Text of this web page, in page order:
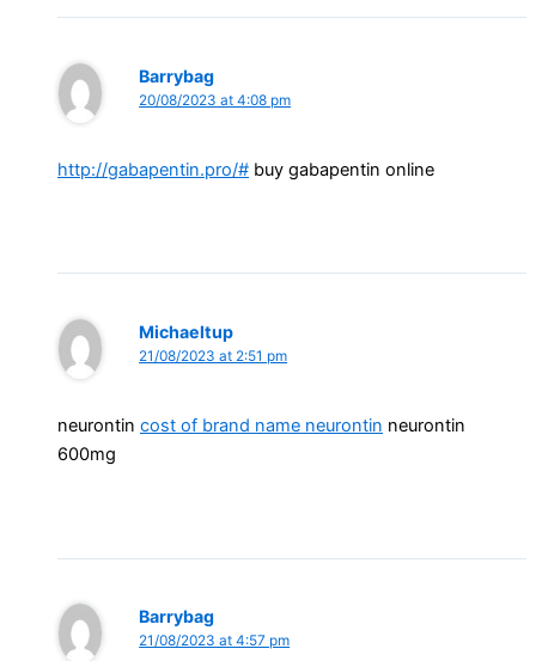
Barrybag
20/08/2023 at 4:08 pm
http://gabapentin.pro/# buy gabapentin online
Michaeltup
21/08/2023 at 2:51 pm
neurontin cost of brand name neurontin neurontin
600mg
Barrybag
21/08/2023 at 4:57 pm